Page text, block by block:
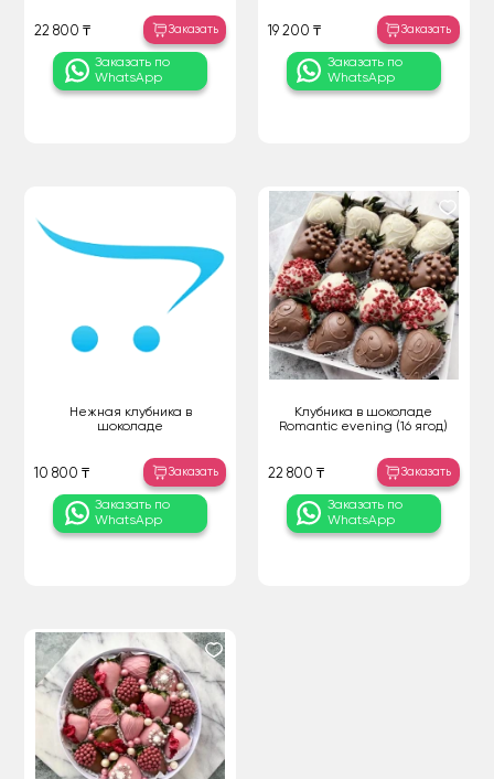
22 800 ₸ Заказать
Заказать по
WhatsApp
19 200 ₸ Заказать
Заказать по
WhatsApp
Нежная клубника в
шоколаде
10 800 ₸ Заказать
Заказать по
WhatsApp
Клубника в шоколаде
Romantic evening (16 ягод)
22 800 ₸ Заказать
Заказать по
WhatsApp